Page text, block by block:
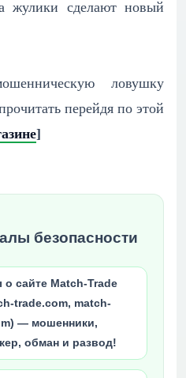
жулики сделают новый
ловушку
перейдя по этой
]
безопасности
сайте Match-Trade
trade.com, match-
— мошенники,
обман и развод!